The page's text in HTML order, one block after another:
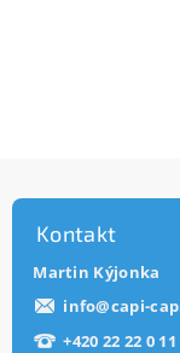
Kontakt
Martin Kýjonka
info@capi-
+420 22 22 0